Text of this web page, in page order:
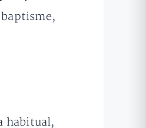
habitual,